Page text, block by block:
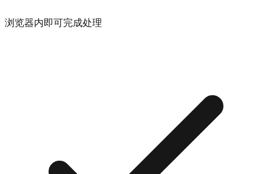
浏览器内即可完成处理